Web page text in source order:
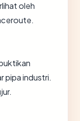
oleh
pipa industri.